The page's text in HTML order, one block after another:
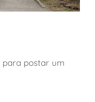
para postar um